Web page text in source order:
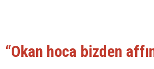
“Okan hoca bizden